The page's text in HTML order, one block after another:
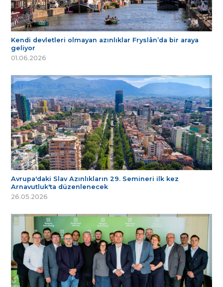
Kendi devletleri olmayan azınlıklar Fryslân’da bir araya
geliyor
01.06.2026
Avrupa'daki Slav Azınlıkların 29. Semineri ilk kez
Arnavutluk'ta düzenlenecek
26.05.2026